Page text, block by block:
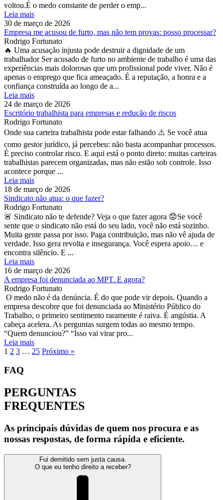
voltou.É o medo constante de perder o emp...
Leia mais
30 de março de 2026
Empresa me acusou de furto, mas não tem provas: posso processar?
Rodrigo Fortunato
🔥 Uma acusação injusta pode destruir a dignidade de um
trabalhador Ser acusado de furto no ambiente de trabalho é uma das
experiências mais dolorosas que um profissional pode viver. Não é
apenas o emprego que fica ameaçado. É a reputação, a honra e a
confiança construída ao longo de a...
Leia mais
24 de março de 2026
Escritório trabalhista para empresas e redução de riscos
Rodrigo Fortunato
Onde sua carteira trabalhista pode estar falhando ⚠️ Se você atua
como gestor jurídico, já percebeu: não basta acompanhar processos.
É preciso controlar risco. E aqui está o ponto direto: muitas carteiras
trabalhistas parecem organizadas, mas não estão sob controle. Isso
acontece porque ...
Leia mais
18 de março de 2026
Sindicato não atua: o que fazer?
Rodrigo Fortunato
🚨 Sindicato não te defende? Veja o que fazer agora 😟Se você
sente que o sindicato não está do seu lado, você não está sozinho.
Muita gente passa por isso. Paga contribuição, mas não vê ajuda de
verdade. Isso gera revolta e insegurança. Você espera apoio… e
encontra silêncio. E ...
Leia mais
16 de março de 2026
A empresa foi denunciada ao MPT. E agora?
Rodrigo Fortunato
O medo não é da denúncia. É do que pode vir depois. Quando a
empresa descobre que foi denunciada ao Ministério Público do
Trabalho, o primeiro sentimento raramente é raiva. É angústia. A
cabeça acelera. As perguntas surgem todas ao mesmo tempo.
“Quem denunciou?” “Isso vai virar pro...
Leia mais
1 2 3 … 25 Próximo »
FAQ
PERGUNTAS
FREQUENTES
As principais dúvidas de quem nos procura e as
nossas respostas, de forma rápida e eficiente.
Fui demitido sem justa causa.
O que eu tenho direito a receber?